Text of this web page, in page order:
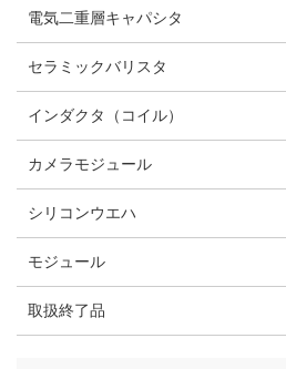
電気二重層キャパシタ
セラミックバリスタ
インダクタ（コイル）
カメラモジュール
シリコンウエハ
モジュール
取扱終了品